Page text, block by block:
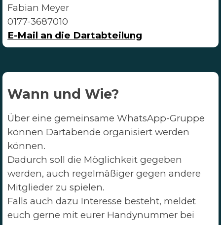
Fabian Meyer
0177-3687010
E-Mail an die Dartabteilung
Wann und Wie?
Über eine gemeinsame WhatsApp-Gruppe
können Dartabende organisiert werden
können.
Dadurch soll die Möglichkeit gegeben
werden, auch regelmäßiger gegen andere
Mitglieder zu spielen.
Falls auch dazu Interesse besteht, meldet
euch gerne mit eurer Handynummer bei